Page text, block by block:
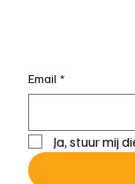
Email *
Ja, stuur mij